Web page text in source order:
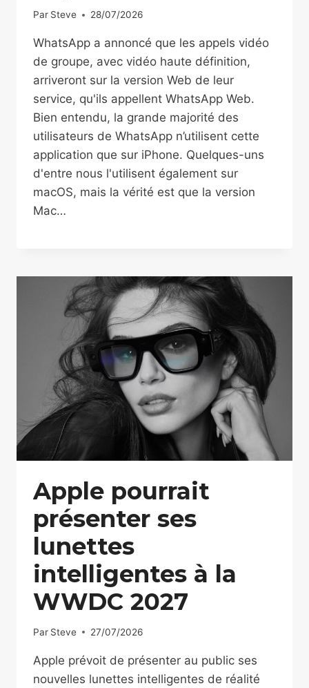
Par Steve 28/07/2026
WhatsApp a annoncé que les appels vidéo
de groupe, avec vidéo haute définition,
arriveront sur la version Web de leur
service, qu'ils appellent WhatsApp Web.
Bien entendu, la grande majorité des
utilisateurs de WhatsApp n’utilisent cette
application que sur iPhone. Quelques-uns
d'entre nous l'utilisent également sur
macOS, mais la vérité est que la version
Mac…
Apple pourrait
présenter ses
lunettes
intelligentes à la
WWDC 2027
Par Steve 27/07/2026
Apple prévoit de présenter au public ses
nouvelles lunettes intelligentes de réalité